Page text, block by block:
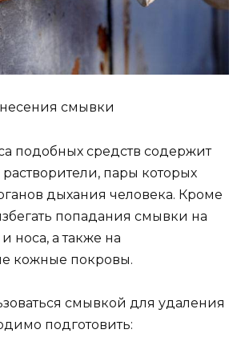
смывки
подобных средств содержит
пары которых
дыхания человека. Кроме
попадания смывки на
носа, а также на
кожные покровы.
смывкой для удаления
подготовить: